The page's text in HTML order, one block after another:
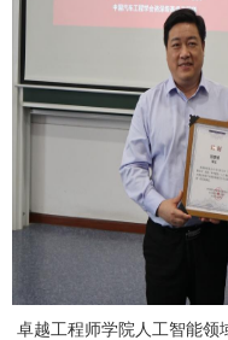
卓越工程师学院人工智能领